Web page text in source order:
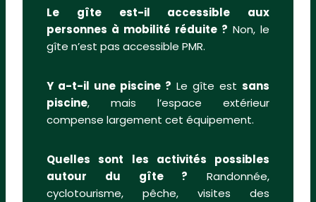
Le gîte est-il accessible aux
personnes à mobilité réduite ? Non, le
gîte n’est pas accessible PMR.
Y a-t-il une piscine ? Le gîte est sans
piscine, mais l’espace extérieur
compense largement cet équipement.
Quelles sont les activités possibles
autour du gîte ? Randonnée,
cyclotourisme, pêche, visites des